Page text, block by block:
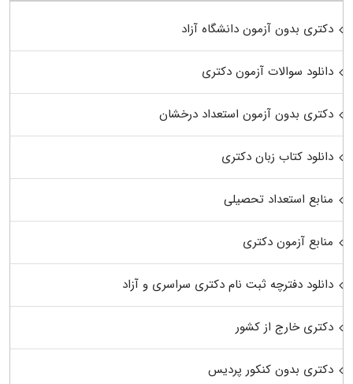
دکتری بدون آزمون دانشگاه آزاد
دانلود سوالات آزمون دکتری
دکتری بدون آزمون استعداد درخشان
دانلود کتاب زبان دکتری
منابع استعداد تحصیلی
منابع آزمون دکتری
دانلود دفترچه ثبت نام دکتری سراسری و آزاد
دکتری خارج از کشور
دکتری بدون کنکور پردیس